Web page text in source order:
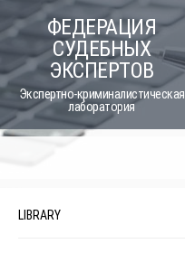
to
content
ФЕДЕРАЦИЯ
СУДЕБНЫХ
ЭКСПЕРТОВ
Экспертно-криминалистическая
лаборатория
LIBRARY